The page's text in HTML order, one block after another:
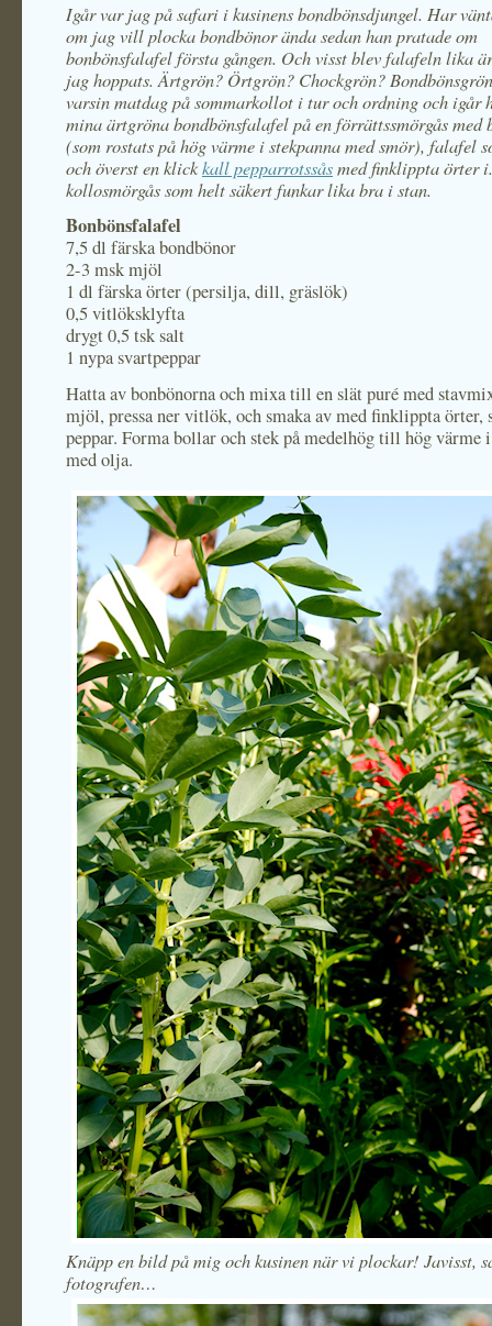
Igår var jag på safari i kusinens bondbönsdjungel. Har
om jag vill plocka bondbönor ända sedan han pratade om
bonbönsfalafel första gången. Och visst blev falafeln lika
jag hoppats. Ärtgrön? Örtgrön? Chockgrön?
varsin matdag på sommarkollot i tur och ordning och igår
mina ärtgröna bondbönsfalafel på en förrättssmörgås med
(som rostats på hög värme i stekpanna med smör), falafel
och överst en klickkall pepparrotssåsmed finklippta örter
kollosmörgås som helt säkert funkar lika bra i stan.
Bonbönsfalafel
7,5 dl färska bondbönor
2-3 msk mjöl
1 dl färska örter (persilja, dill, gräslök)
0,5 vitlöksklyfta
drygt 0,5 tsk salt
1 nypa svartpeppar
Hatta av bonbönorna och mixa till en slät puré med
mjöl, pressa ner vitlök, och smaka av med finklippta örter,
peppar. Forma bollar och stek på medelhög till hög värme
med olja.
Knäpp en bild på mig och kusinen när vi plockar! Javisst,
fotografen…